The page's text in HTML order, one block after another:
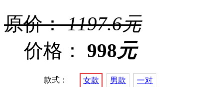
原价：1197.6元
价格：
998元
款式： 女款 男款 一对